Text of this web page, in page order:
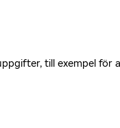
till exempel